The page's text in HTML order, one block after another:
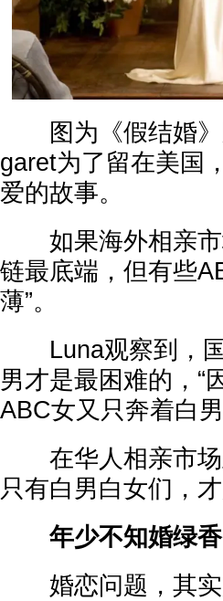
图为《假结婚》
garet为了留在美国
爱的故事。
如果海外相亲市
链最底端，但有些
薄”。
Luna观察到，国
男才是最困难的，“
ABC女又只奔着白
在华人相亲市场
只有白男白女们，
年少不知婚绿
婚恋问题，其实